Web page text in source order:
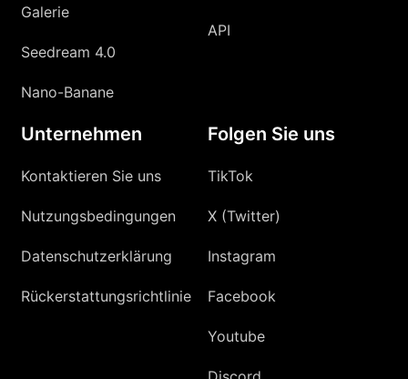
Galerie
Seedream 4.0
Nano-Banane
API
Unternehmen
Kontaktieren Sie uns
Nutzungsbedingungen
Datenschutzerklärung
Rückerstattungsrichtlinie
Folgen Sie uns
TikTok
X (Twitter)
Instagram
Facebook
Youtube